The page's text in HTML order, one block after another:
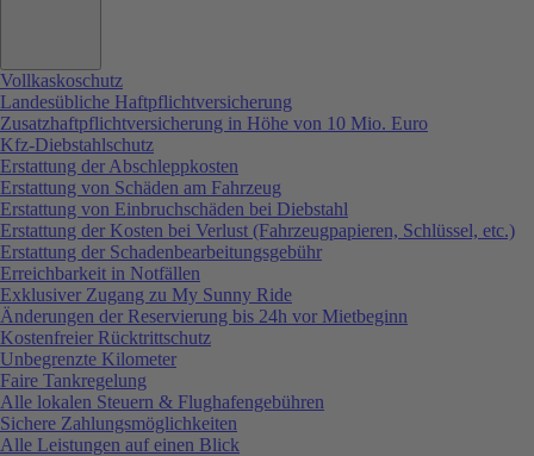
Vollkaskoschutz
Landesübliche Haftpflichtversicherung
Zusatzhaftpflichtversicherung in Höhe von 10 Mio. Euro
Kfz-Diebstahlschutz
Erstattung der Abschleppkosten
Erstattung von Schäden am Fahrzeug
Erstattung von Einbruchschäden bei Diebstahl
Erstattung der Kosten bei Verlust (Fahrzeugpapieren, Schlüssel, etc.)
Erstattung der Schadenbearbeitungsgebühr
Erreichbarkeit in Notfällen
Exklusiver Zugang zu My Sunny Ride
Änderungen der Reservierung bis 24h vor Mietbeginn
Kostenfreier Rücktrittschutz
Unbegrenzte Kilometer
Faire Tankregelung
Alle lokalen Steuern & Flughafengebühren
Sichere Zahlungsmöglichkeiten
Alle Leistungen auf einen Blick